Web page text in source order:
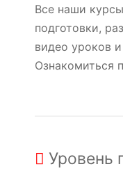
Все наши
подготовки,
видео уроков
Ознакомиться
Уровень